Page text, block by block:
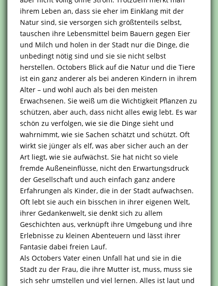
ihrem Leben an, dass sie eher im Einklang mit der
Natur sind, sie versorgen sich größtenteils selbst,
tauschen ihre Lebensmittel beim Bauern gegen Eier
und Milch und holen in der Stadt nur die Dinge, die
unbedingt nötig sind und sie sie nicht selbst
herstellen. Octobers Blick auf die Natur und die Tiere
ist ein ganz anderer als bei anderen Kindern in ihrem
Alter – und wohl auch als bei den meisten
Erwachsenen. Sie weiß um die Wichtigkeit Pflanzen zu
schützen, aber auch, dass nicht alles ewig lebt. Es war
schön zu verfolgen, wie sie die Dinge sieht und
wahrnimmt, wie sie Sachen schätzt und schützt. Oft
wirkt sie jünger als elf, was aber sicher auch an der
Art liegt, wie sie aufwächst. Sie hat nicht so viele
fremde Außeneinflüsse, nicht den Erwartungsdruck
der Gesellschaft und auch einfach ganz andere
Erfahrungen als Kinder, die in der Stadt aufwachsen.
Oft lebt sie auch ein bisschen in ihrer eigenen Welt,
ihrer Gedankenwelt, sie denkt sich zu allem
Geschichten aus, verknüpft ihre Umgebung und ihre
Erlebnisse zu kleinen Abenteuern und lässt ihrer
Fantasie dabei freien Lauf.
Als Octobers Vater einen Unfall hat und sie in die
Stadt zu der Frau, die ihre Mutter ist, muss, muss sie
sich sehr umstellen und viel lernen. Alles ist laut und